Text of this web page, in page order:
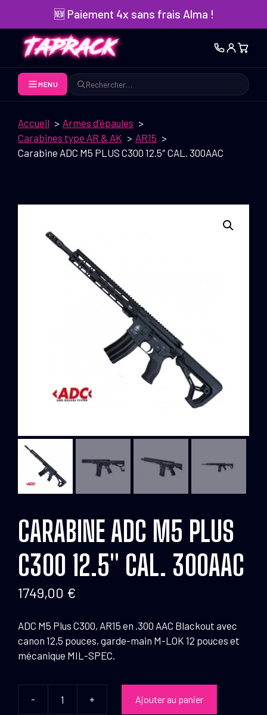
contenu
🆕 Paiement 4x sans frais Alma !
MENU
Rechercher
Accueil
Armes d'épaules
Carabines type AR & AK
AR15
Carabine ADC M5 PLUS C300 12.5″ CAL. 300AAC
CARABINE ADC M5 PLUS
C300 12.5″ CAL. 300AAC
1749,00 €
ADC M5 Plus C300, AR15 en .300 AAC Blackout avec
canon 12,5 pouces, garde-main M-LOK 12 pouces et
mécanique MIL-SPEC.
-
quantité
+ Ajouter au panier